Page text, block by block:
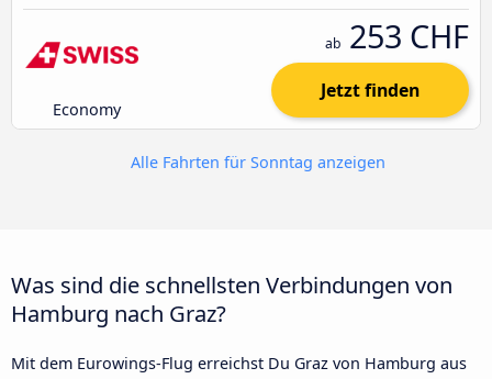
Economy
ab 253 CHF
Jetzt finden
Alle Fahrten für Sonntag anzeigen
Was sind die schnellsten Verbindungen von
Hamburg nach Graz?
Mit dem Eurowings-Flug erreichst Du Graz von Hamburg aus